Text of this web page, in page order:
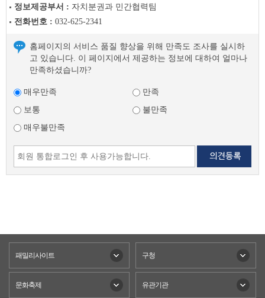
정보제공부서 : 자치분권과 민간협력팀
전화번호 : 032-625-2341
홈페이지의 서비스 품질 향상을 위해 만족도 조사를 실시하
고 있습니다. 이 페이지에서 제공하는 정보에 대하여 얼마나
만족하셨습니까?
매우만족
만족
보통
불만족
매우불만족
패밀리사이트 구청
문화축제 유관기관